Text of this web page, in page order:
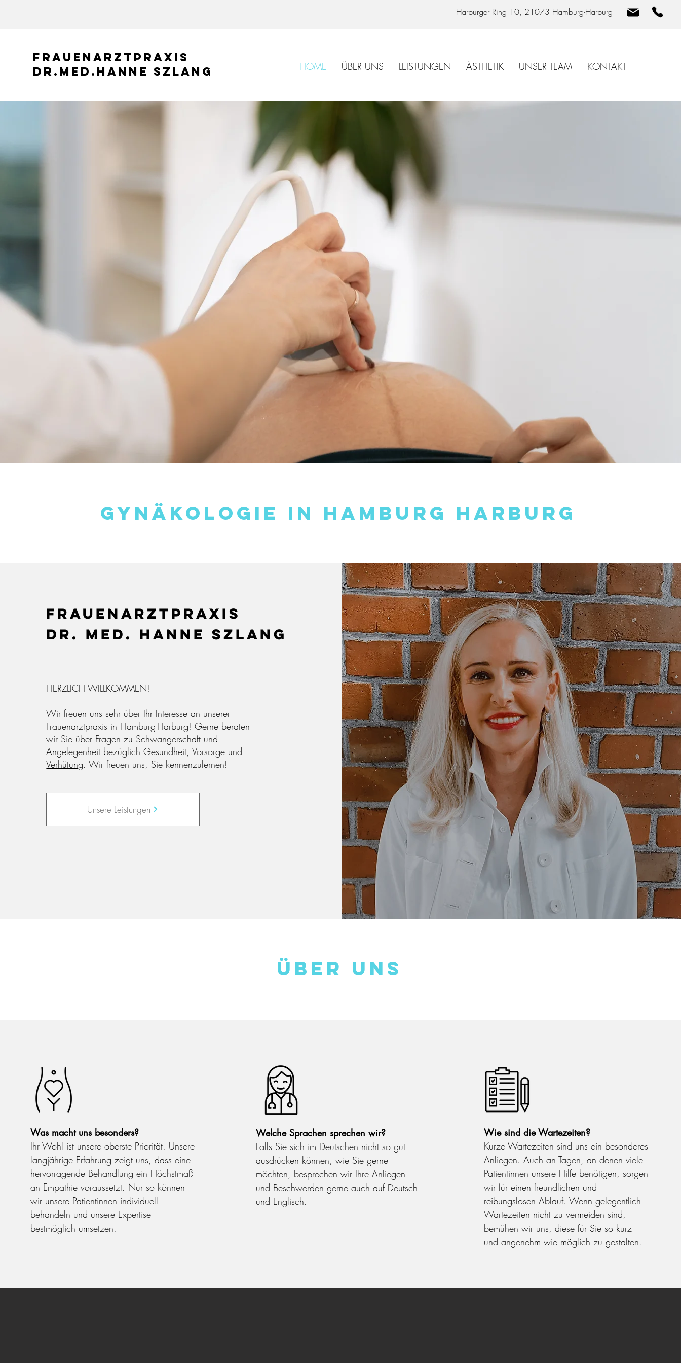
Harburger Ring 10, 21073 Hamburg-Harburg
Frauenarztpraxis
Dr.med.hanne Szlang
HOME ÜBER UNS LEISTUNGEN ÄSTHETIK UNSER TEAM KONTAKT
gynäkologie in hamburg harburg
Frauenarztpraxis
Dr. med. Hanne Szlang
HERZLICH WILLKOMMEN!
Wir freuen uns sehr über Ihr Interesse an unserer
Frauenarztpraxis in Hamburg-Harburg! Gerne beraten
wir Sie über Fragen zu Schwangerschaft und
Angelegenheit bezüglich Gesundheit, Vorsorge und
Verhütung. Wir freuen uns, Sie kennenzulernen!
Unsere Leistungen
ÜBEr uns
Was macht uns besonders?
Ihr Wohl ist unsere oberste Priorität. Unsere
langjährige Erfahrung zeigt uns, dass eine
hervorragende Behandlung ein Höchstmaß
an Empathie voraussetzt. Nur so können
wir unsere Patientinnen individuell
behandeln und unsere Expertise
bestmöglich umsetzen.
Welche Sprachen sprechen wir?
Falls Sie sich im Deutschen nicht so gut
ausdrücken können, wie Sie gerne
möchten, besprechen wir Ihre Anliegen
und Beschwerden gerne auch auf Deutsch
und Englisch.
Wie sind die Wartezeiten?
Kurze Wartezeiten sind uns ein besonderes
Anliegen. Auch an Tagen, an denen viele
Patientinnen unsere Hilfe benötigen, sorgen
wir für einen freundlichen und
reibungslosen Ablauf. Wenn gelegentlich
Wartezeiten nicht zu vermeiden sind,
bemühen wir uns, diese für Sie so kurz
und angenehm wie möglich zu gestalten.